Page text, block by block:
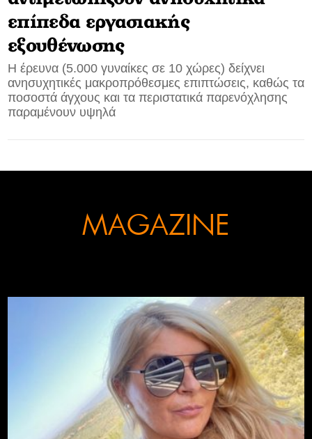
CONTACT
ADVERTISE
επίπεδα εργασιακής
εξουθένωσης
Η έρευνα (5.000 γυναίκες σε 10 χώρες) δείχνει
ανησυχητικές μακροπρόθεσμες επιπτώσεις, καθώς τα
ποσοστά άγχους και τα περιστατικά παρενόχλησης
παραμένουν υψηλά
MAGAZINE